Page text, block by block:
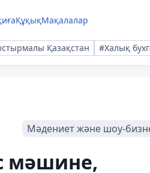
ҚұқықМақалалар
Қазақстан #Халық
Мәдениет және шоу-
мәшине,